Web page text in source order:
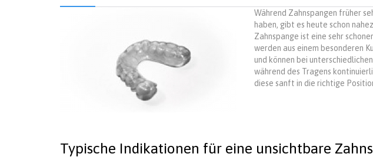
Während Zahnspangen früher
haben, gibt es heute schon
Zahnspange ist eine sehr
werden aus einem besonderen
und können bei
während des Tragens
diese sanft in die richtige
Typische Indikationen für eine unsichtbare